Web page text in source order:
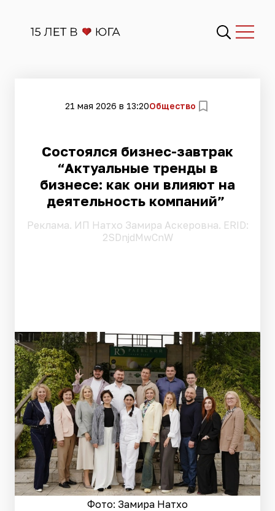
21 мая 2026 в 13:20Общество
Состоялся бизнес-завтрак
“Актуальные тренды в
бизнесе: как они влияют на
деятельность компаний”
Pеклама. ИП Натхо Замира Аскеровна. ERID:
2SDnjdMwCnW
Фото: Замира Натхо